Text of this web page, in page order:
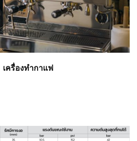
เครื่องทำกาแฟ